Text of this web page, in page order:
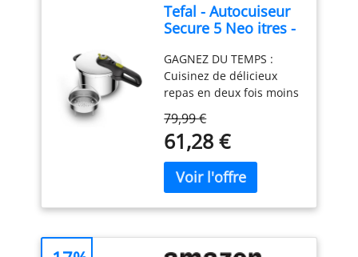
Tefal - Autocuiseur
Secure 5 Neo itres -
GAGNEZ DU TEMPS :
Cuisinez de délicieux
repas en deux fois moins
un faitout Tefal
standard), grâce au
couvercle de cuisson
sous pression 2
PROGRAMMES DE
CUISSON : Programme
79,99 €
61,28 €